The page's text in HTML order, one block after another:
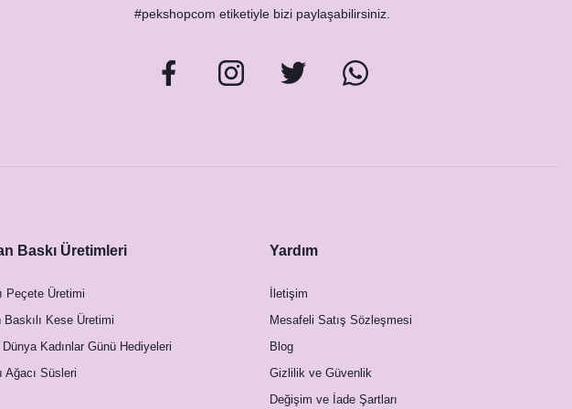
#pekshopcom etiketiyle bizi paylaşabilirsiniz.
Baskı Üretimleri
Peçete Üretimi
Baskılı Kese Üretimi
Kadınlar Günü Hediyeleri
Ağacı Süsleri
Yardım
İletişim
Mesafeli Satış Sözleşmesi
Blog
Gizlilik ve Güvenlik
Değişim ve İade Şartları